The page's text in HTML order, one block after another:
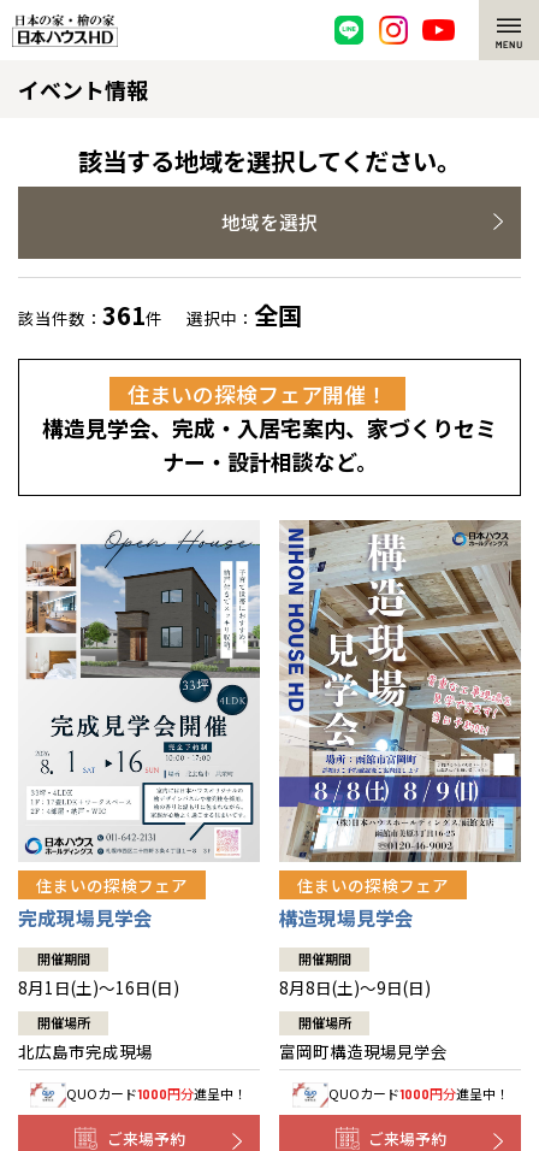
脱炭素・檜の家
環境にやさしい、脱炭素社会の住宅
耐震構造
高耐久住宅
高断熱・高気密の家
エネルギー自給自足
感謝訪問・長期保証
直営工事
1メーターモジュール
冷暖房標準装備
24時間対応コールセンター
デザイン賞各種受賞
セントラルヒーティング
選ばれる理由
檜の魅力 トップ
檜と日本人
1000年を超えて生きる檜
知られざる檜の効果・作用
理想の木材「檜」
注文住宅
グレートステージ
平屋の家
外観・インテリア集
暮らし方提案
住まいのコラム
住まいのお手入れ集
リフォーム トップ
選ばれる理由
リフォームの流れ
介護保険利用で快適リフォーム
賃貸併用住宅のメリット
安心のサポートシステム
展示場案内
分譲住宅・土地
分譲マンション
分譲マンション トップ
ワザックとは
高い信頼性
安心の管理体制
ギャラリー
会社情報
会社情報 トップ
ニュースリリース
代表ごあいさつ
企業理念
会社概要
事業部紹介
お問い合わせ
会員サイト
イベント情報
該当する地域を選択してください。
地域を選択
該当件数： 361件 選択中： 全国
住まいの探検フェア開催！
構造見学会、完成・入居宅案内、家づくりセミ
ナー・設計相談など。
住まいの探検フェア
完成現場見学会
開催期間
8月1日(土)～16日(日)
開催場所
北広島市完成現場
QUOカード1000円分進呈中！
ご来場予約
住まいの探検フェア
構造現場見学会
開催期間
8月8日(土)～9日(日)
開催場所
富岡町構造現場見学会
QUOカード1000円分進呈中！
ご来場予約